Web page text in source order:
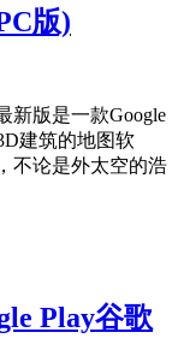
版)
新版是一款Google
建筑的地图软
不论是外太空的浩
Play谷歌